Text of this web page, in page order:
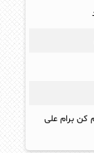
کن برام علی